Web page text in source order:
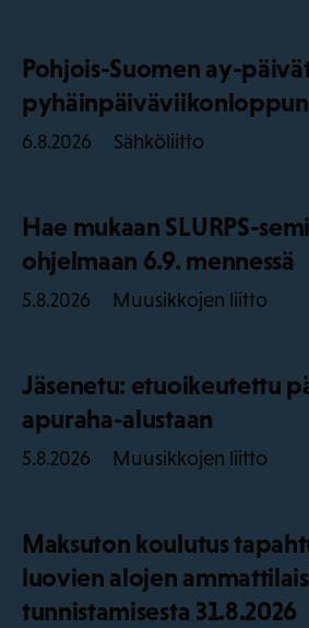
Pohjois-Suomen ay-
6.8.2026 Sähköliitto
Hae mukaan SLURPS-
ohjelmaan 6.9. mennessä
5.8.2026 Muusikkojen liitto
Jäsenetu: etuoikeutettu
apuraha-alustaan
5.8.2026 Muusikkojen liitto
Maksuton koulutus
luovien alojen
tunnistamisesta 31.8.2026